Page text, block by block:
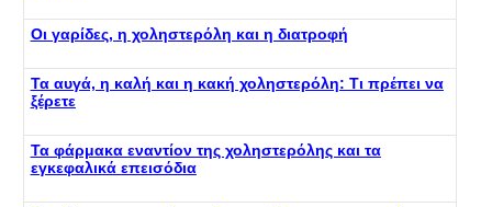
Οι γαρίδες, η χοληστερόλη και η διατροφή
Τα αυγά, η καλή και η κακή χοληστερόλη: Τι πρέπει να
ξέρετε
Τα φάρμακα εναντίον της χοληστερόλης και τα
εγκεφαλικά επεισόδια